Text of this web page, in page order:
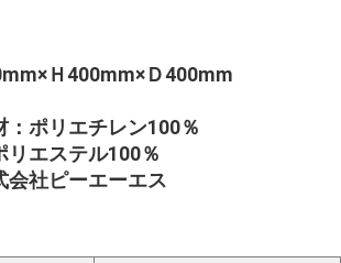
Ｈ400mm×Ｄ400mm
：ポリエチレン100％
リエステル100％
会社ピーエーエス